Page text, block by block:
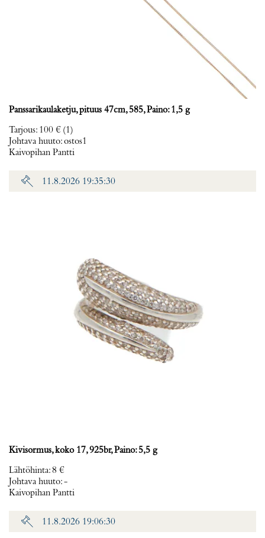
Panssarikaulaketju, pituus 47cm, 585, Paino: 1,5 g
Tarjous: 100 € (1)
Johtava huuto:ostos1
Kaivopihan Pantti
11.8.2026 19:35:30
Kivisormus, koko 17, 925br, Paino: 5,5 g
Lähtöhinta:8 €
Johtava huuto:-
Kaivopihan Pantti
11.8.2026 19:06:30